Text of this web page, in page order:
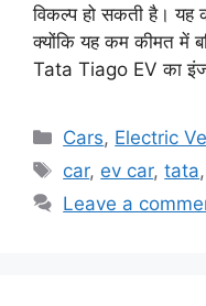
विकल्प हो सकती है। यह
क्योंकि यह कम कीमत में
Tata Tiago EV का
Categories
Cars, Electric
Tags
car, ev car,tata
Leave a